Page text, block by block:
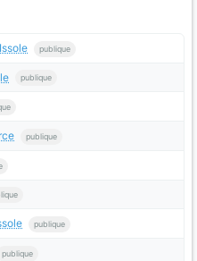
publique
publique
publique
publique
publique